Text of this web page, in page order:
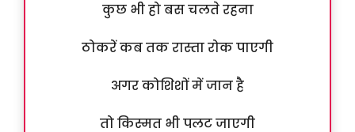
कुछ भी हो बस चलते रहना
ठोकरें कब तक रास्ता रोक पाएगी
अगर कोशिशों में जान है
तो किस्मत भी पलट जाएगी